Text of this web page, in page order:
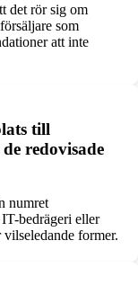
det rör sig om
som
att inte
till
redovisade
numret
bedrägeri eller
former.